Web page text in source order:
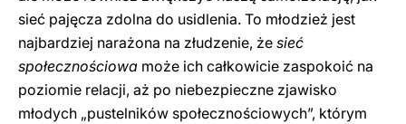
sieć pajęcza zdolna do usidlenia. To młodzież jest
najbardziej narażona na złudzenie, że sieć
społecznościowa może ich całkowicie zaspokoić na
poziomie relacji, aż po niebezpieczne zjawisko
młodych „pustelników społecznościowych”, którym